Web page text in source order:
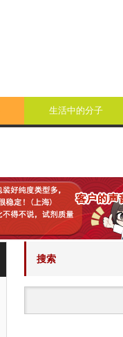
生活中的分子
搜索